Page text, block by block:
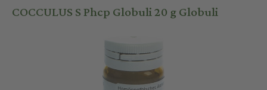
COCCULUS S Phcp Globuli 20 g Globuli